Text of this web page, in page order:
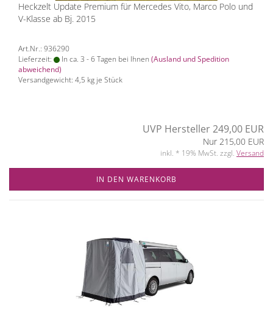
Heckzelt Update Premium für Mercedes Vito, Marco Polo und
V-Klasse ab Bj. 2015
Art.Nr.: 936290
Lieferzeit:
In ca. 3 - 6 Tagen bei Ihnen (Ausland und Spedition
abweichend)
Versandgewicht: 4,5 kg je Stück
UVP Hersteller 249,00 EUR
Nur 215,00 EUR
inkl. * 19% MwSt. zzgl. Versand
IN DEN WARENKORB